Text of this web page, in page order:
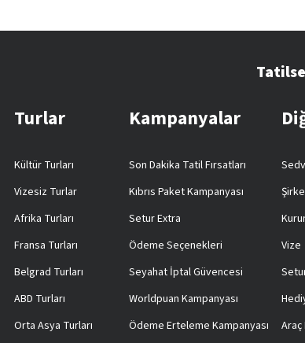
Turlar
Kültür Turları
Vizesiz Turlar
Afrika Turları
Fransa Turları
Belgrad Turları
ABD Turları
Orta Asya Turları
Kampanyalar
Son Dakika Tatil Fırsatları
Kıbrıs Paket Kampanyası
Setur Extra
Ödeme Seçenekleri
Seyahat İptal Güvencesi
Worldpuan Kampanyası
Ödeme Erteleme Kampanyası
Vize
Araç